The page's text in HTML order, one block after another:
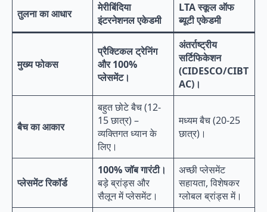
तुलना का आधार
मेरीबिंदिया
इंटरनेशनल एकेडमी
LTA स्कूल ऑफ
ब्यूटीएकेडमी
मुख्य फोकस
प्रैक्टिकल ट्रेनिंग
और 100%
प्लेसमेंट।
अंतर्राष्ट्रीय
सर्टिफिकेशन
(CIDESCO/CIBT
AC)।
बैच का आकार
बहुत छोटे बैच (12-
15 छात्र) –
व्यक्तिगत ध्यान के
लिए।
मध्यम बैच (20-25
छात्र)।
प्लेसमेंट रिकॉर्ड
100% जॉब गारंटी।
बड़े ब्रांड्स और
सैलून में प्लेसमेंट।
अच्छी प्लेसमेंट
सहायता, विशेषकर
ग्लोबल ब्रांड्स में।